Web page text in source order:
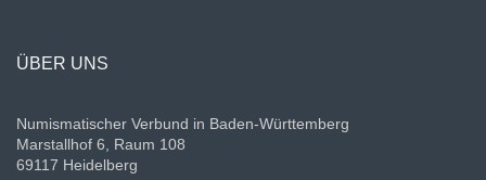
ÜBER UNS
Numismatischer Verbund in Baden-Württemberg
Marstallhof 6, Raum 108
69117 Heidelberg